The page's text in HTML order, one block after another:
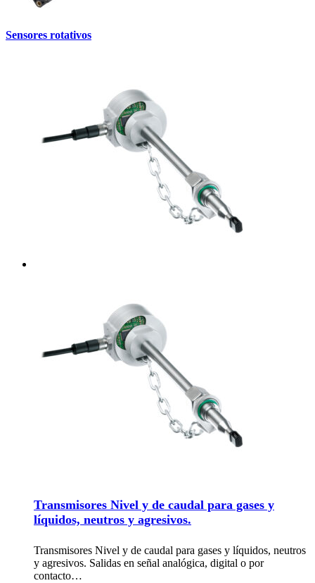
Sensores rotativos
Transmisores Nivel y de caudal para gases y
líquidos, neutros y agresivos.
Transmisores Nivel y de caudal para gases y líquidos, neutros
y agresivos. Salidas en señal analógica, digital o por
contacto…